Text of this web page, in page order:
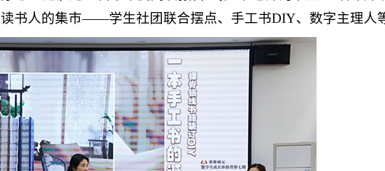
书人的集市——学生社团联合摆点、手工书DIY、数字主理人